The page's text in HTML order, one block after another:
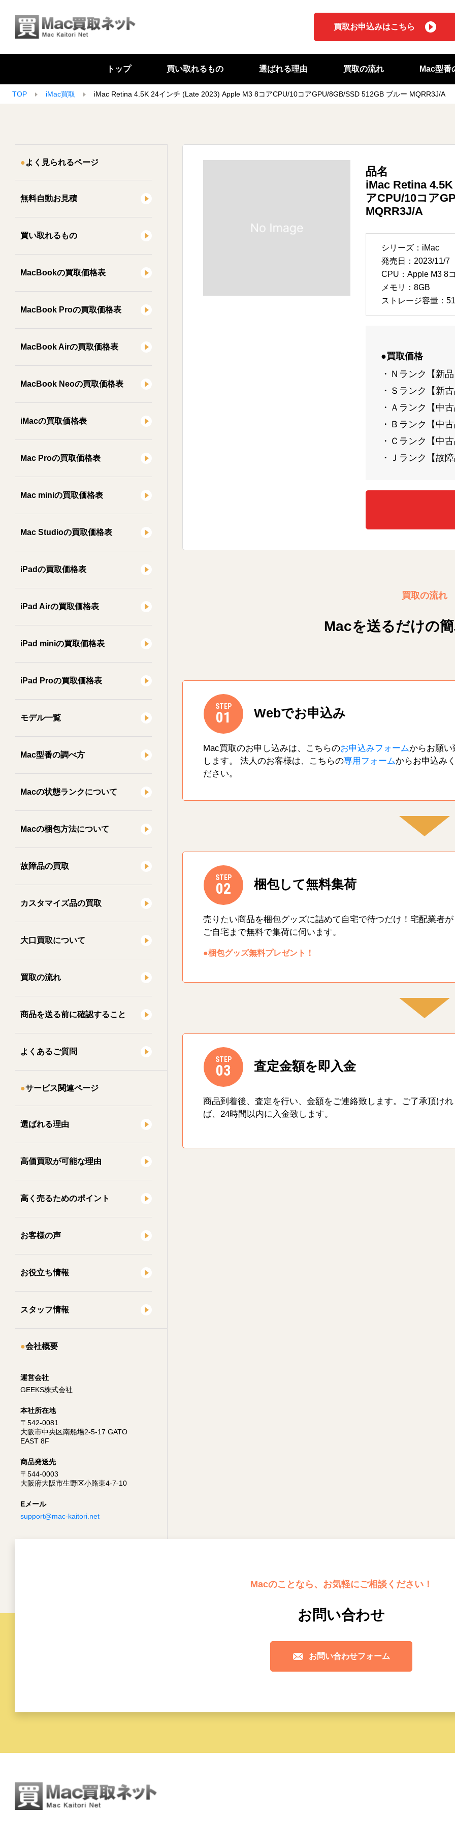
買取お申込みはこちら
トップ 買い取れるもの 選ばれる理由 買取の流れ Mac型番
TOP iMac買取 iMac Retina 4.5K 24インチ (Late 2023) Apple M3 8コアCPU/10コアGPU/8GB/SSD 512GB ブルー MQRR3J/A
よく見られるページ
無料自動お見積
買い取れるもの
MacBookの買取価格表
MacBook Proの買取価格表
MacBook Airの買取価格表
MacBook Neoの買取価格表
iMacの買取価格表
Mac Proの買取価格表
Mac miniの買取価格表
Mac Studioの買取価格表
iPadの買取価格表
iPad Airの買取価格表
iPad miniの買取価格表
iPad Proの買取価格表
モデル一覧
Mac型番の調べ方
Macの状態ランクについて
Macの梱包方法について
故障品の買取
カスタマイズ品の買取
大口買取について
買取の流れ
商品を送る前に確認すること
よくあるご質問
サービス関連ページ
選ばれる理由
高価買取が可能な理由
高く売るためのポイント
お客様の声
お役立ち情報
スタッフ情報
会社概要
運営会社
GEEKS株式会社
本社所在地
〒542-0081
大阪市中央区南船場2-5-17 GATO
EAST 8F
商品発送先
〒544-0003
大阪府大阪市生野区小路東4-7-10
Eメール
support@mac-kaitori.net
品名
iMac Retina
アCPU/10コア
MQRR3J/A
シリーズ：iMac
発売日：2023/11/7
CPU：Apple M3 8
メモリ：8GB
ストレージ容量：
●買取価格
・Ｎランク【新
・Ｓランク【新
・Ａランク【中
・Ｂランク【中
・Ｃランク【中
・Ｊランク【故
買取の流れ
Macを送るだけの
STEP
01 Webでお申込み
Mac買取のお申し込みは、こちらのお申込みフォームからお願い
します。 法人のお客様は、こちらの専用フォームからお申込み
ださい。
STEP
02 梱包して無料集荷
売りたい商品を梱包グッズに詰めて自宅で待つだけ！宅配業者が
ご自宅まで無料で集荷に伺います。
●梱包グッズ無料プレゼント！
STEP
03 査定金額を即入金
商品到着後、査定を行い、金額をご連絡致します。ご了承頂けれ
ば、24時間以内に入金致します。
Macのことなら、お気軽にご相談ください！
お問い合わせ
お問い合わせフォーム